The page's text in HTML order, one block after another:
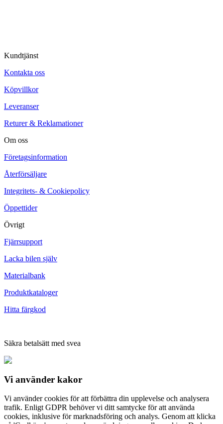
Kundtjänst
Kontakta oss
Köpvillkor
Leveranser
Returer & Reklamationer
Om oss
Företagsinformation
Återförsäljare
Integritets- & Cookiepolicy
Öppettider
Övrigt
Fjärrsupport
Lacka bilen själv
Materialbank
Produktkataloger
Hitta färgkod
Säkra betalsätt med svea
Vi använder kakor
Vi använder cookies för att förbättra din upplevelse och analysera
trafik. Enligt GDPR behöver vi ditt samtycke för att använda
cookies, inklusive för marknadsföring och analys. Genom att klicka